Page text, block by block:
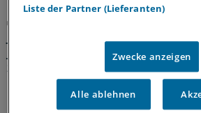
jetzt auf den neuen
zu
Pflege, Notfall, Primärversorgung,
Das Lastenheft des neuen
Liste der Partner (Lieferanten)
Zwecke anzeigen
Alle ablehnen